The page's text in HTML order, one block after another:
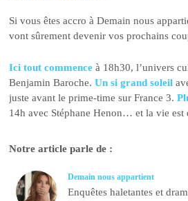
Si vous êtes accro à Demain nous
vont sûrement devenir vos prochains
Ici tout commence à 18h30, l’univers
Benjamin Baroche.Un si grand soleil
juste avant le prime-time sur France 3.
14h avec Stéphane Henon… et la vie est
Notre article parle de :
Demain nous appartient
Enquêtes haletantes et